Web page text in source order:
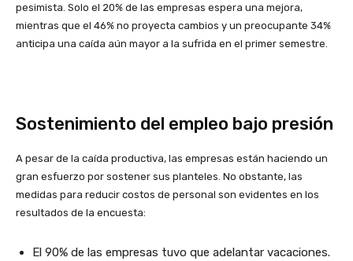
pesimista. Solo el 20% de las empresas espera una mejora,
mientras que el 46% no proyecta cambios y un preocupante 34%
anticipa una caída aún mayor a la sufrida en el primer semestre.
Sostenimiento del empleo bajo presión
A pesar de la caída productiva, las empresas están haciendo un
gran esfuerzo por sostener sus planteles. No obstante, las
medidas para reducir costos de personal son evidentes en los
resultados de la encuesta:
El 90% de las empresas tuvo que adelantar vacaciones.